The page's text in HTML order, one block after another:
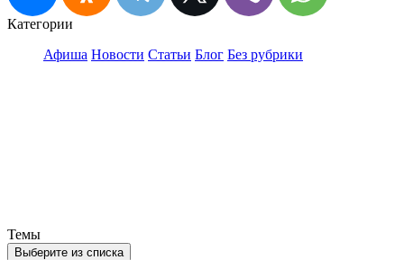
Категории
Афиша Новости Статьи Блог Без рубрики
Темы
Выберите из списка